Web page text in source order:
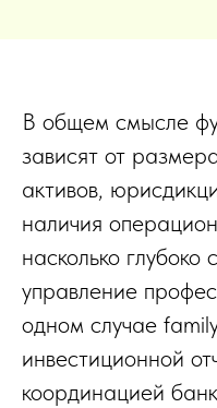
В общем смысле
зависят от
активов,
наличия
насколько глубоко
управление
одном случае
инвестиционной
координацией